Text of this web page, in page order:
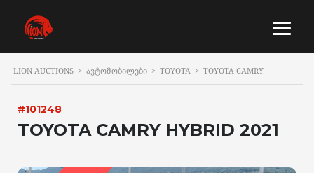
LION AUCTIONS > ᲐᲕᲢᲝᲛᲝᲑᲘᲚᲔᲑᲘ > TOYOTA > TOYOTA CAMRY
#101248
TOYOTA CAMRY HYBRID 2021